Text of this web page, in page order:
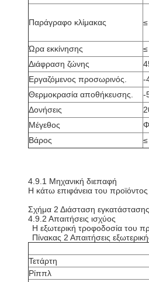
Παράγραφο κλίμακας
Ώρα εκκίνησης ≤
Διάφραση ζώνης
Εργαζόμενος προσωρινός.
-
Θερμοκρασία αποθήκευσης.
-
Δονήσεις
Μέγεθος
Βάρος
4.9.1 Μηχανική διεπαφή
Η κάτω επιφάνεια του
Σχήμα 2 Διάσταση εγκατάστασης
4.9.2 Απαιτήσεις ισχύος
Η εξωτερική τροφοδοσία του
Πίνακας 2 Απαιτήσεις
Τετάρτη
Ρίππλ